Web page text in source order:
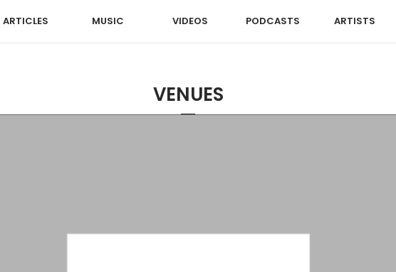
ARTICLES MUSIC VIDEOS PODCASTS ARTISTS
VENUES